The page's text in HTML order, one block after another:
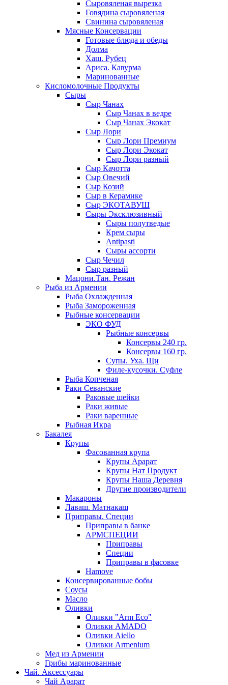
Сыровяленая вырезка
Говядина сыровяленая
Свинина сыровяленая
Мясные Консервации
Готовые блюда и обеды
Долма
Хаш. Рубец
Ариса. Кавурма
Маринованные
Кисломолочные Продукты
Сыры
Сыр Чанах
Сыр Чанах в ведре
Сыр Чанах Экокат
Сыр Лори
Сыр Лори Премиум
Сыр Лори Экокат
Сыр Лори разный
Сыр Качотта
Сыр Овечий
Сыр Козий
Сыр в Керамике
Сыр ЭКОТАВУШ
Сыры Эксклюзивный
Сыры полутведые
Крем сыры
Antipasti
Сыры ассорти
Сыр Чечил
Сыр разный
Мацони.Тан. Режан
Рыба из Армении
Рыба Охлажденная
Рыба Замороженная
Рыбные консервации
ЭКО ФУД
Рыбные консервы
Консервы 240 гр.
Консервы 160 гр.
Супы. Уха. Щи
Филе-кусочки. Суфле
Рыба Копченая
Раки Севанские
Раковые шейки
Раки живые
Раки варенные
Рыбная Икра
Бакалея
Крупы
Фасованная крупа
Крупы Арарат
Крупы Нат Продукт
Крупы Наша Деревня
Другие производители
Макароны
Лаваш. Матнакаш
Приправы. Специи
Приправы в банке
АРМСПЕЦИИ
Приправы
Специи
Приправы в фасовке
Hamove
Консервированные бобы
Соусы
Масло
Оливки
Оливки "Arm Eco"
Оливки AMADO
Оливки Aiello
Оливки Armenium
Мед из Армении
Грибы маринованные
Чай. Аксессуары
Чай Арарат